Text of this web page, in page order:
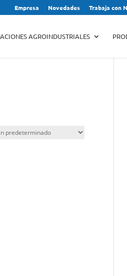
Empresa Novedades Trabaja con
AGROINDUSTRIALES
Búsqueda